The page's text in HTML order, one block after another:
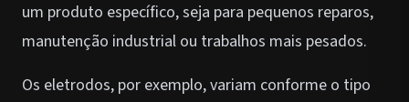
um produto específico, seja para pequenos reparos,
manutenção industrial ou trabalhos mais pesados.
Os eletrodos, por exemplo, variam conforme o tipo